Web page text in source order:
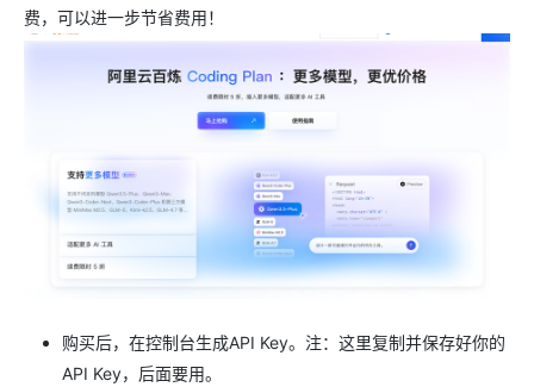
费，可以进一步节省费用！
购买后，在控制台生成API Key。注：这里复制并保存好你的
API Key，后面要用。